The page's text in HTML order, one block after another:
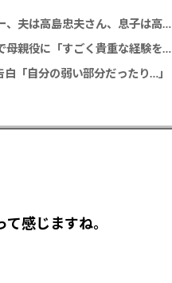
【訃報】寿美花代さん死去 94歳 老衰のため 元宝塚歌劇団トップスター、夫は高島忠夫さん、息子は高嶋政宏・政伸
久保史緒里 「世界は美しいと誰かが言った」乃木坂46卒業後初の主演作で母親役に「すごく貴重な経験をさせていただいた」
「自分の弱い部分だったり…」
感じますね。